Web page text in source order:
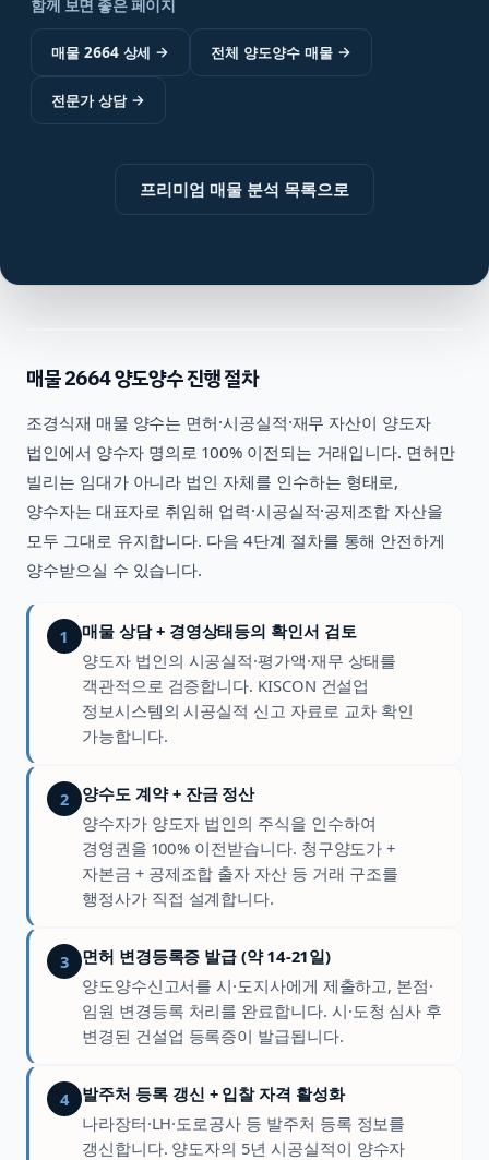
함께 보면 좋은 페이지
매물 2664 상세 → 전체 양도양수 매물→
전문가 상담→
프리미엄 매물 분석 목록으로
매물2664양도양수 진행 절차
조경식재 매물 양수는 면허·시공실적·재무 자산이 양도자
법인에서 양수자 명의로 100% 이전되는 거래입니다. 면허만
빌리는 임대가 아니라 법인 자체를 인수하는 형태로,
양수자는 대표자로 취임해 업력·시공실적·공제조합 자산을
모두 그대로 유지합니다. 다음 4단계 절차를 통해 안전하게
양수받으실 수 있습니다.
1
매물 상담 + 경영상태등의 확인서 검토
양도자 법인의 시공실적·평가액·재무 상태를
객관적으로 검증합니다. KISCON 건설업
정보시스템의 시공실적 신고 자료로 교차 확인
가능합니다.
2
양수도 계약 + 잔금 정산
양수자가 양도자 법인의 주식을 인수하여
경영권을 100% 이전받습니다. 청구양도가 +
자본금 + 공제조합 출자 자산 등 거래 구조를
행정사가 직접 설계합니다.
3
면허 변경등록증 발급 (약 14-21일)
양도양수신고서를 시·도지사에게 제출하고, 본점·
임원 변경등록 처리를 완료합니다. 시·도청 심사 후
변경된 건설업 등록증이 발급됩니다.
4
발주처 등록 갱신 + 입찰 자격 활성화
나라장터·LH·도로공사 등 발주처 등록 정보를
갱신합니다. 양도자의 5년 시공실적이 양수자